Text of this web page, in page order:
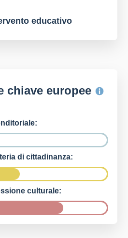
educativo
chiave europee
di cittadinanza:
culturale: